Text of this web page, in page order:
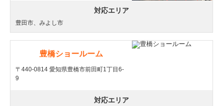
対応エリア
豊田市、みよし市
豊橋ショールーム
〒440-0814 愛知県豊橋市前田町1丁目6-
9
対応エリア